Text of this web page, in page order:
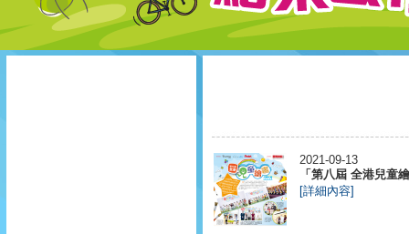
2021-09-13
「第八屆 全港兒童
[詳細內容]